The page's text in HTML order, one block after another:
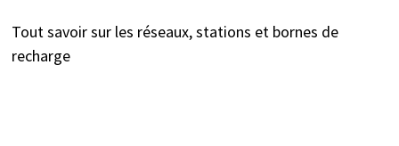
Tout savoir sur les réseaux, stations et bornes de
recharge